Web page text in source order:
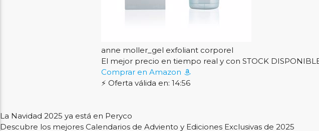
anne moller_gel exfoliant corporel
El mejor precio en tiempo real y con STOCK
Comprar en Amazon
⚡ Oferta válida en: 14:56
La Navidad 2025 ya está en Peryco
Descubre los mejores Calendarios de Adviento y Ediciones Exclusivas de 2025